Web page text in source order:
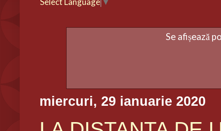
Se afișează
miercuri, 29 ianuarie 2020